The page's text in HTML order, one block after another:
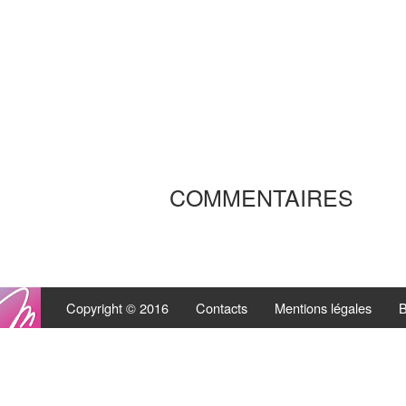
COMMENTAIRES
Copyright © 2016 Contacts Mentions légales